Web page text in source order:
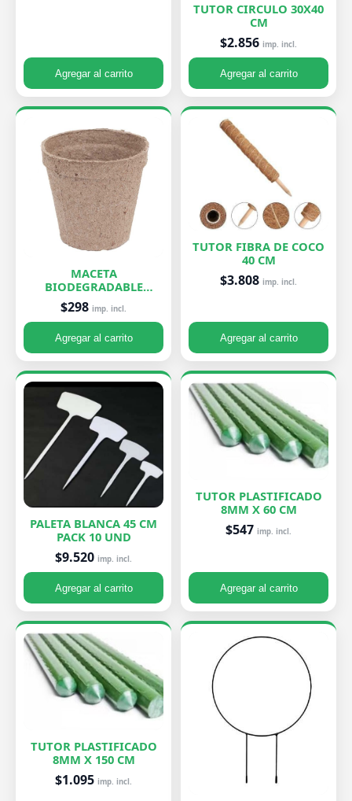
Agregar al carrito
TUTOR CIRCULO 30X40
CM
$2.856 imp. incl.
Agregar al carrito
MACETA
BIODEGRADABLE
PEQUEÑA 7X8 CM
$298 imp. incl.
Agregar al carrito
TUTOR FIBRA DE COCO
40 CM
$3.808 imp. incl.
Agregar al carrito
PALETA BLANCA 45 CM
PACK 10 UND
$9.520 imp. incl.
Agregar al carrito
TUTOR PLASTIFICADO
8MM X 60 CM
$547 imp. incl.
Agregar al carrito
TUTOR PLASTIFICADO
8MM X 150 CM
$1.095 imp. incl.